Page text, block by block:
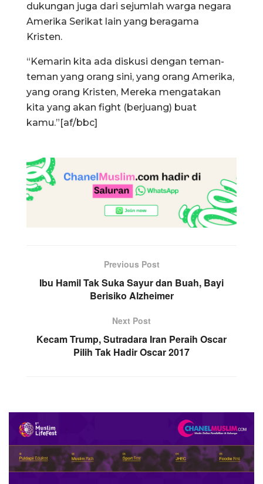
dukungan juga dari sejumlah warga negara
Amerika Serikat lain yang beragama
Kristen.
“Kemarin kita ada diskusi dengan teman-
teman yang orang sini, yang orang Amerika,
yang orang Kristen, Mereka mengatakan
kita yang akan fight (berjuang) buat
kamu.”[af/bbc]
Previous Post
Ibu Hamil Tak Suka Sayur dan Buah, Bayi
Berisiko Alzheimer
Next Post
Kecam Trump, Sutradara Iran Peraih Oscar
Pilih Tak Hadir Oscar 2017